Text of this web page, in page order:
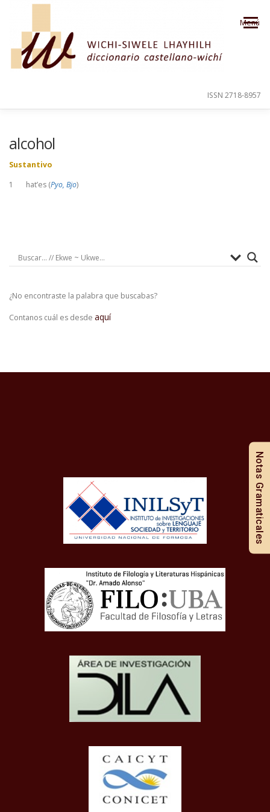
Saltar al contenido
Menú
ISSN 2718-8957
alcohol
Sustantivo
1 hat’es (Pyo, Bjo)
¿No encontraste la palabra que buscabas?
Contanos cuál es desde aquí
Notas Gramaticales